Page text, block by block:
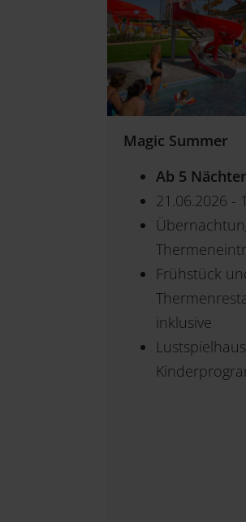
Magic Summer
Ab 5
21.06.2026 -
Frühstück
inklusive